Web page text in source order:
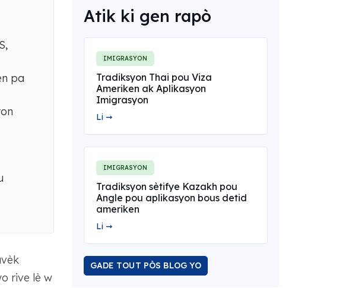
pa
rive lè w
Atik ki gen rapò
IMIGRASYON
Tradiksyon Thai pou Viza
Ameriken ak Aplikasyon
Imigrasyon
Li ➞
IMIGRASYON
Tradiksyon sètifye Kazakh pou
Angle pou aplikasyon bous detid
ameriken
Li ➞
GADE TOUT PÒS BLOG YO